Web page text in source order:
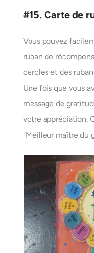
#15. Carte de
Vous pouvez
ruban de
cercles et des
Une fois que vous
message de
votre appréciation.
"Meilleur maître du